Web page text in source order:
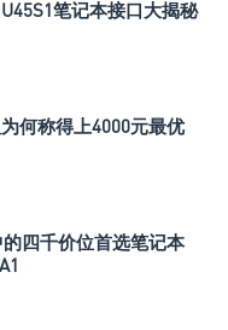
笔记本接口大揭秘
何称得上4000元最优
四千价位首选笔记本